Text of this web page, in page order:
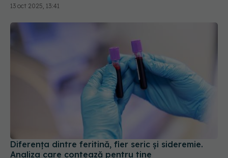
Diferența dintre feritină, fier seric și sideremie.
Analiza care contează pentru tine
01 oct 2025, 22:37